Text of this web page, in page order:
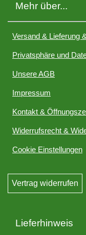
Mehr über...
Versand & Lieferung
Privatsphäre und
Unsere AGB
Impressum
Kontakt &
Widerrufsrecht &
Cookie Einstellungen
Vertrag widerrufen
Lieferhinweis